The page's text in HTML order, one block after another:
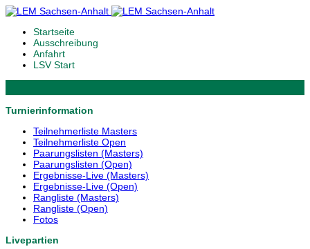
Startseite
Ausschreibung
Anfahrt
LSV Start
Turnierinformation
Teilnehmerliste Masters
Teilnehmerliste Open
Paarungslisten (Masters)
Paarungslisten (Open)
Ergebnisse-Live (Masters)
Ergebnisse-Live (Open)
Rangliste (Masters)
Rangliste (Open)
Fotos
Livepartien